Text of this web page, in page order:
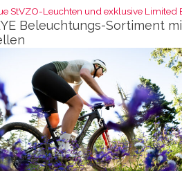
StVZO-Leuchten und exklusive Limited
Beleuchtungs-Sortiment